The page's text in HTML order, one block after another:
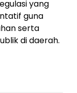
yang
guna
serta
di daerah.